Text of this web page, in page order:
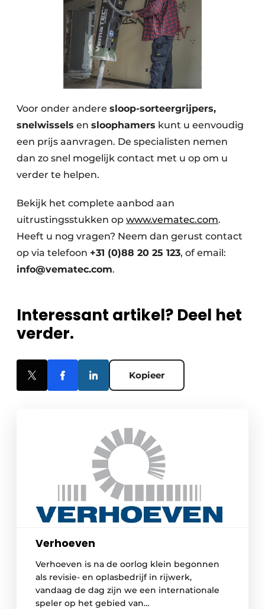
Voor onder andere sloop-sorteergrijpers,
snelwissels en sloophamers kunt u eenvoudig
een prijs aanvragen. De specialisten nemen
dan zo snel mogelijk contact met u op om u
verder te helpen.
Bekijk het complete aanbod aan
uitrustingsstukken op www.vematec.com.
Heeft u nog vragen? Neem dan gerust contact
op via telefoon +31 (0)88 20 25 123, of email:
info@vematec.com.
Interessant artikel? Deel het
verder.
Kopieer
Verhoeven
Verhoeven is na de oorlog klein begonnen
als revisie- en oplasbedrijf in rijwerk,
vandaag de dag zijn we een internationale
speler op het gebied van